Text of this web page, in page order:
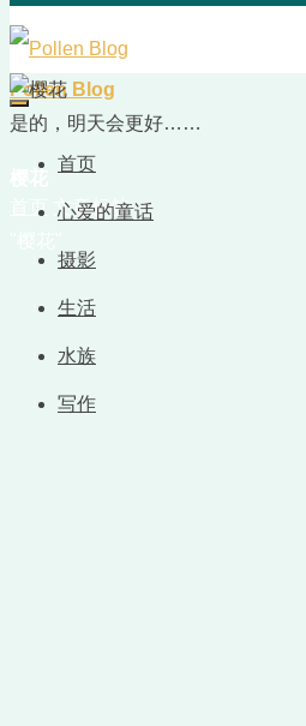
Pollen Blog
是的，明天会更好……
首页
心爱的童话
摄影
生活
水族
写作
首页
文章标签